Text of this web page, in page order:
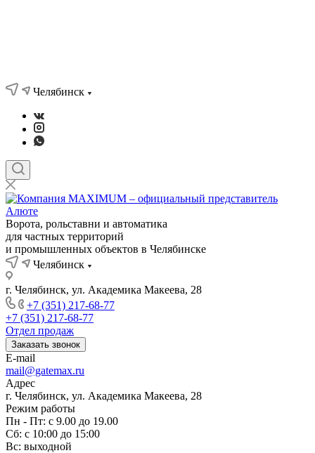
Челябинск
Ворота, рольставни и автоматика
для частных территорий
и промышленных объектов в Челябинске
Челябинск
г. Челябинск, ул. Академика Макеева, 28
+7 (351) 217-68-77
+7 (351) 217-68-77
Отдел продаж
Заказать звонок
E-mail
mail@gatemax.ru
Адрес
г. Челябинск, ул. Академика Макеева, 28
Режим работы
Пн - Пт: с 9.00 до 19.00
Сб: с 10:00 до 15:00
Вс: выходной